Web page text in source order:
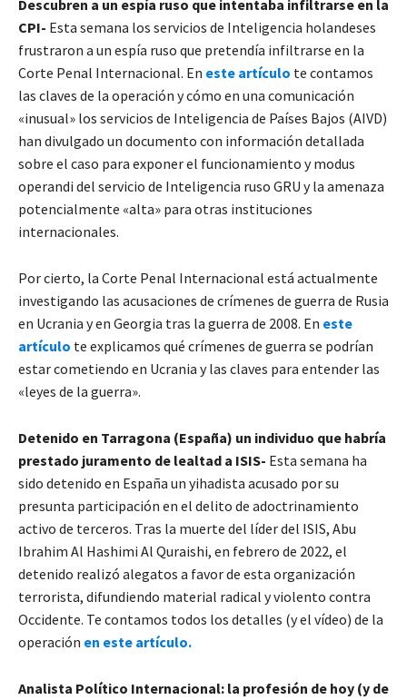
Descubren a un espía ruso que intentaba infiltrarse en la
CPI- Esta semana los servicios de Inteligencia holandeses
frustraron a un espía ruso que pretendía infiltrarse en la
Corte Penal Internacional. En este artículo te contamos
las claves de la operación y cómo en una comunicación
«inusual» los servicios de Inteligencia de Países Bajos (AIVD)
han divulgado un documento con información detallada
sobre el caso para exponer el funcionamiento y modus
operandi del servicio de Inteligencia ruso GRU y la amenaza
potencialmente «alta» para otras instituciones
internacionales.
Por cierto, la Corte Penal Internacional está actualmente
investigando las acusaciones de crímenes de guerra de Rusia
en Ucrania y en Georgia tras la guerra de 2008. En este
artículo te explicamos qué crímenes de guerra se podrían
estar cometiendo en Ucrania y las claves para entender las
«leyes de la guerra».
Detenido en Tarragona (España) un individuo que habría
prestado juramento de lealtad a ISIS- Esta semana ha
sido detenido en España un yihadista acusado por su
presunta participación en el delito de adoctrinamiento
activo de terceros. Tras la muerte del líder del ISIS, Abu
Ibrahim Al Hashimi Al Quraishi, en febrero de 2022, el
detenido realizó alegatos a favor de esta organización
terrorista, difundiendo material radical y violento contra
Occidente. Te contamos todos los detalles (y el vídeo) de la
operación en este artículo.
Analista Político Internacional: la profesión de hoy (y de